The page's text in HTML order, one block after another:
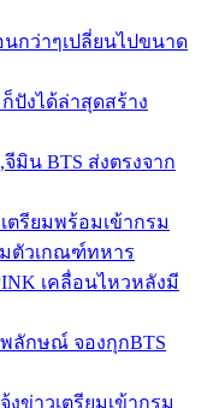
นกว่าๆเปลี่ยนไปขนาด
ปังได้ล่าสุดสร้าง
มิน BTS ส่งตรงจาก
ตรียมพร้อมเข้ากรม
มตัวเกณฑ์ทหาร
เคลื่อนไหวหลังมี
ลักษณ์ จองกุกBTS
งข่าวเตรียมเข้ากรม